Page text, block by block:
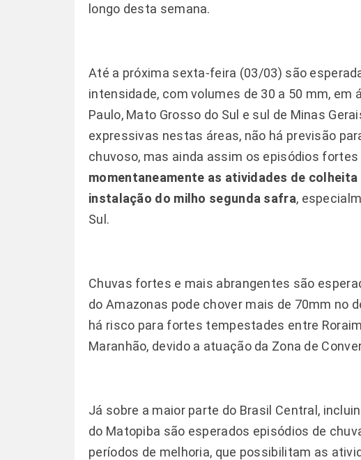
longo desta semana.
Até a próxima sexta-feira (03/03) são
intensidade, com volumes de 30 a 50 mm, em
Paulo, Mato Grosso do Sul e sul de Minas
expressivas nestas áreas, não há previsão
chuvoso, mas ainda assim os episódios fortes
momentaneamente as atividades de
instalação do milho segunda safra,
Sul.
Chuvas fortes e mais abrangentes são
do Amazonas pode chover mais de 70mm no
há risco para fortes tempestades entre
Maranhão, devido a atuação da Zona de
Já sobre a maior parte do Brasil Central,
do Matopiba são esperados episódios de
períodos de melhoria, que possibilitam as